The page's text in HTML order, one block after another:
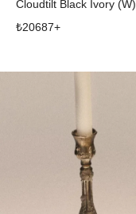
Cloudtilt Black Ivory (W)
₺20687+